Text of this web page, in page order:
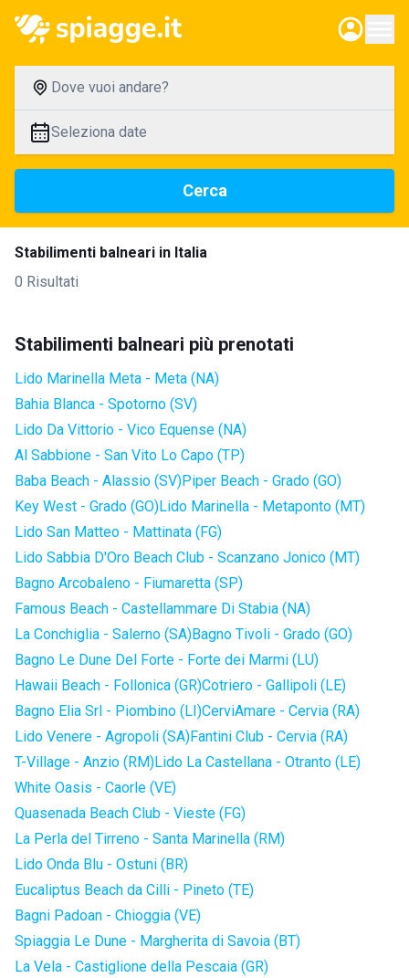
Dove vuoi andare?
Seleziona date
Cerca
Stabilimenti balneari in Italia
0 Risultati
Stabilimenti balneari più prenotati
Lido Marinella Meta - Meta (NA)
Bahia Blanca - Spotorno (SV)
Lido Da Vittorio - Vico Equense (NA)
Al Sabbione - San Vito Lo Capo (TP)
Baba Beach - Alassio (SV)Piper Beach - Grado (GO)
Key West - Grado (GO)Lido Marinella - Metaponto (MT)
Lido San Matteo - Mattinata (FG)
Lido Sabbia D'Oro Beach Club - Scanzano Jonico (MT)
Bagno Arcobaleno - Fiumaretta (SP)
Famous Beach - Castellammare Di Stabia (NA)
La Conchiglia - Salerno (SA)Bagno Tivoli - Grado (GO)
Bagno Le Dune Del Forte - Forte dei Marmi (LU)
Hawaii Beach - Follonica (GR)Cotriero - Gallipoli (LE)
Bagno Elia Srl - Piombino (LI)CerviAmare - Cervia (RA)
Lido Venere - Agropoli (SA)Fantini Club - Cervia (RA)
T-Village - Anzio (RM)Lido La Castellana - Otranto (LE)
White Oasis - Caorle (VE)
Quasenada Beach Club - Vieste (FG)
La Perla del Tirreno - Santa Marinella (RM)
Lido Onda Blu - Ostuni (BR)
Eucaliptus Beach da Cilli - Pineto (TE)
Bagni Padoan - Chioggia (VE)
Spiaggia Le Dune - Margherita di Savoia (BT)
La Vela - Castiglione della Pescaia (GR)